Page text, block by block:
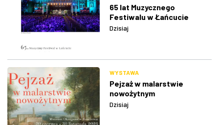
65 lat Muzycznego
Festiwalu w Łańcucie
Dzisiaj
WYSTAWA
Pejzaż w malarstwie
nowożytnym
Dzisiaj